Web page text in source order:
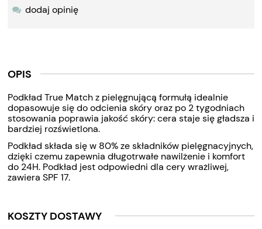
dodaj opinię
OPIS
Podkład True Match z pielęgnującą formułą idealnie
dopasowuje się do odcienia skóry oraz po 2 tygodniach
stosowania poprawia jakość skóry: cera staje się gładsza i
bardziej rozświetlona.
Podkład składa się w 80% ze składników pielęgnacyjnych,
dzięki czemu zapewnia długotrwałe nawilżenie i komfort
do 24H. Podkład jest odpowiedni dla cery wrażliwej,
zawiera SPF 17.
KOSZTY DOSTAWY